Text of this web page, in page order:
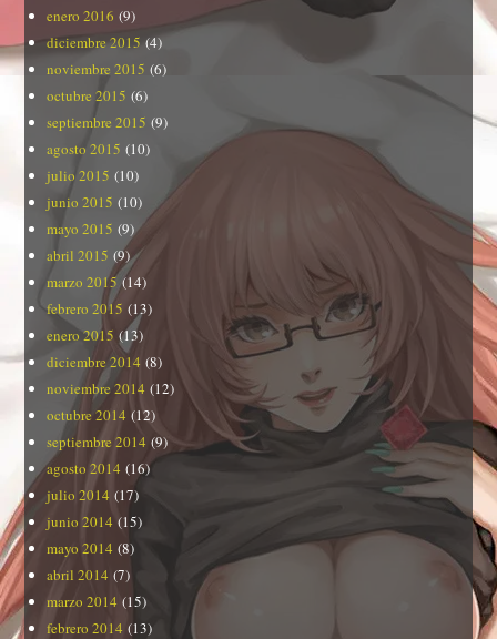
enero 2016 (9)
diciembre 2015 (4)
noviembre 2015 (6)
octubre 2015 (6)
septiembre 2015 (9)
agosto 2015 (10)
julio 2015 (10)
junio 2015 (10)
mayo 2015 (9)
abril 2015 (9)
marzo 2015(14)
febrero 2015 (13)
enero 2015 (13)
diciembre 2014 (8)
noviembre 2014 (12)
octubre 2014 (12)
septiembre 2014 (9)
agosto 2014 (16)
julio 2014 (17)
junio 2014 (15)
mayo 2014 (8)
abril 2014 (7)
marzo 2014 (15)
febrero 2014 (13)